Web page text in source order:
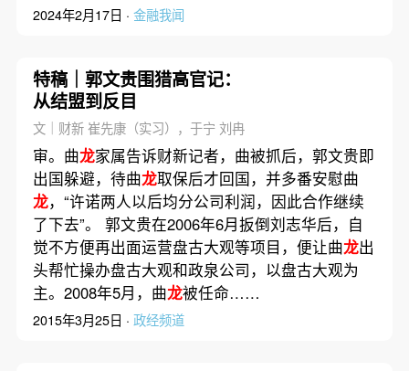
2024年2月17日 · 金融我闻
特稿｜郭文贵围猎高官记：
从结盟到反目
文｜财新 崔先康（实习），于宁 刘冉
审。曲龙家属告诉财新记者，曲被抓后，郭文贵即
出国躲避，待曲龙取保后才回国，并多番安慰曲
龙，“许诺两人以后均分公司利润，因此合作继续
了下去”。 郭文贵在2006年6月扳倒刘志华后，自
觉不方便再出面运营盘古大观等项目，便让曲龙出
头帮忙操办盘古大观和政泉公司，以盘古大观为
主。2008年5月，曲龙被任命……
2015年3月25日 · 政经频道